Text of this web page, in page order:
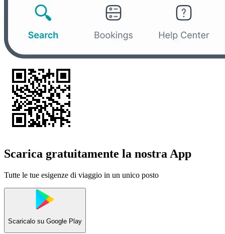
Scarica gratuitamente la nostra App
Tutte le tue esigenze di viaggio in un unico posto
Scaricalo su Google Play